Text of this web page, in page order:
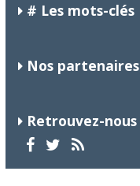
# Les mots-clés
Nos partenaires
Retrouvez-nous